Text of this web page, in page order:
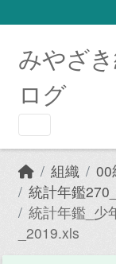
みやざ
ログ
組織
00
統計年鑑
統計年鑑_少
_2019.xls